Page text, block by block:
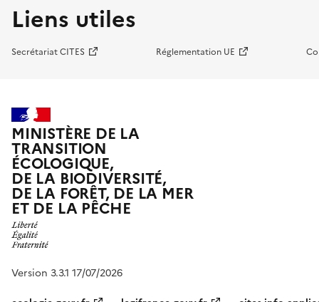
Liens utiles
Secrétariat CITES Réglementation UE
MINISTÈRE DE LA
TRANSITION
ÉCOLOGIQUE,
DE LA BIODIVERSITÉ,
DE LA FORÊT, DE LA MER
ET DE LA PÊCHE
Version 3.3.1 17/07/2026